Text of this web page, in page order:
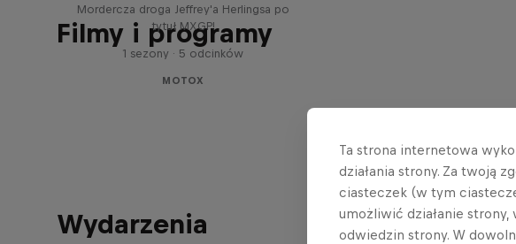
Filmy i programy
Mordercza droga Jeffrey'a Herlingsa po
tytuł MXGP!
1 sezony · 5 odcinków
MOTOX
Wydarzenia
Ta strona internetowa
działania strony. Za twoją
ciasteczek (w tym
umożliwić działanie
odwiedzin strony. W